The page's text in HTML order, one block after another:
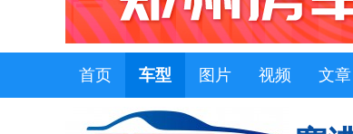
首页 车型 图片 视频 文章